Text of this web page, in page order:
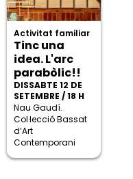
Activitat familiar
Tinc una
idea. L'arc
parabòlic!!
DISSABTE 12 DE
SETEMBRE / 18 H
Nau Gaudí.
Col·lecció Bassat
d’Art
Contemporani